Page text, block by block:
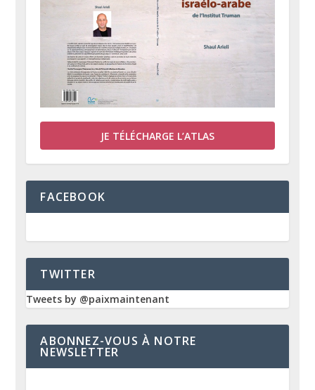
JE TÉLÉCHARGE L’ATLAS
FACEBOOK
TWITTER
Tweets by @paixmaintenant
ABONNEZ-VOUS À NOTRE
NEWSLETTER